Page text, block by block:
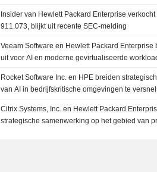
Insider van Hewlett Packard Enterprise
911.073, blijkt uit recente SEC-melding
Veeam Software en Hewlett Packard
uit voor AI en moderne gevirtualiseerde
Rocket Software Inc. en HPE breiden
van AI in bedrijfskritische omgevingen te
Citrix Systems, Inc. en Hewlett Packard
strategische samenwerking op het gebied van